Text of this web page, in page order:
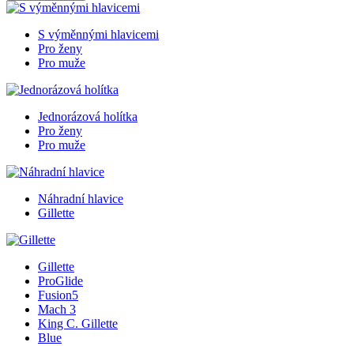
S výměnnými hlavicemi
Pro ženy
Pro muže
Jednorázová holítka
Pro ženy
Pro muže
Náhradní hlavice
Gillette
Gillette
ProGlide
Fusion5
Mach 3
King C. Gillette
Blue